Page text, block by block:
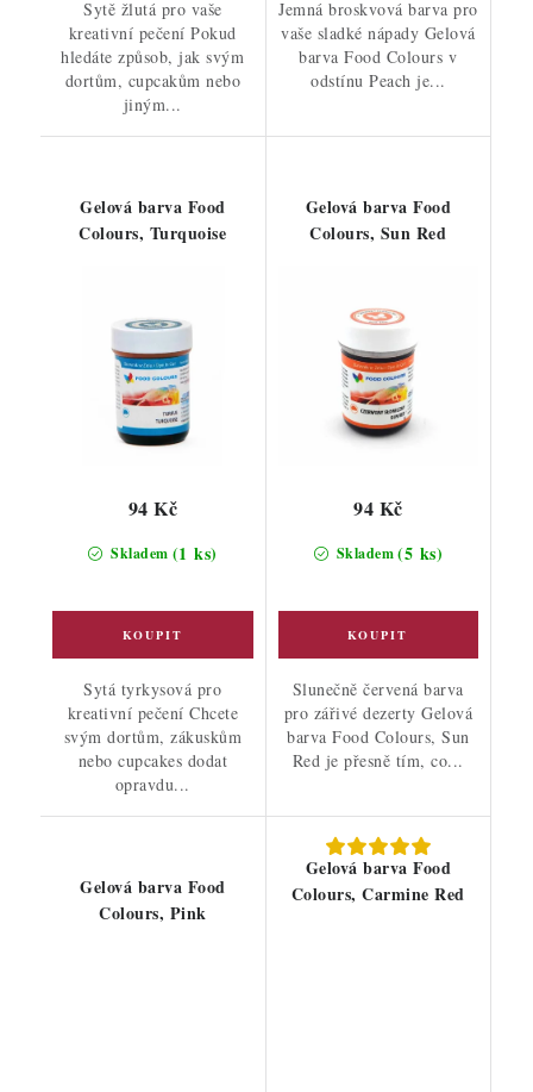
Sytě žlutá pro vaše
kreativní pečení Pokud
hledáte způsob, jak svým
dortům, cupcakům nebo
jiným...
Jemná broskvová barva pro
vaše sladké nápady Gelová
barva Food Colours v
odstínu Peach je...
Gelová barva Food
Colours, Turquoise
Skladem (1 ks)
94 Kč
Sytá tyrkysová pro
kreativní pečení Chcete
svým dortům, zákuskům
nebo cupcakes dodat
opravdu...
Gelová barva Food
Colours, Sun Red
Skladem(5 ks)
94 Kč
Slunečně červená barva
pro zářivé dezerty Gelová
barva Food Colours, Sun
Red je přesně tím, co...
Gelová barva Food
Colours, Pink
Gelová barva Food
Colours, Carmine Red